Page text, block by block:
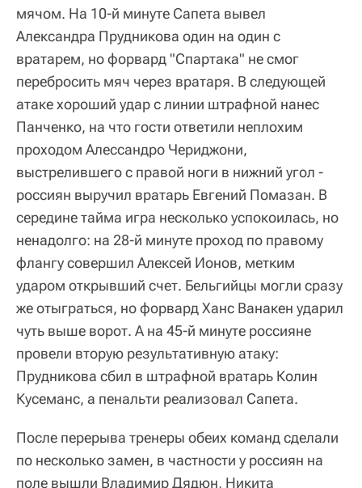
мячом. На 10-й минуте Сапета вывел
Александра Прудникова один на один с
вратарем, но форвард "Спартака" не смог
перебросить мяч через вратаря. В следующей
атаке хороший удар с линии штрафной нанес
Панченко, на что гости ответили неплохим
проходом Алессандро Чериджони,
выстрелившего с правой ноги в нижний угол -
россиян выручил вратарь Евгений Помазан. В
середине тайма игра несколько успокоилась, но
ненадолго: на 28-й минуте проход по правому
флангу совершил Алексей Ионов, метким
ударом открывший счет. Бельгийцы могли сразу
же отыграться, но форвард Ханс Ванакен ударил
чуть выше ворот. А на 45-й минуте россияне
провели вторую результативную атаку:
Прудникова сбил в штрафной вратарь Колин
Кусеманс, а пенальти реализовал Сапета.
После перерыва тренеры обеих команд сделали
по несколько замен, в частности у россиян на
поле вышли Владимир Дядюн, Никита